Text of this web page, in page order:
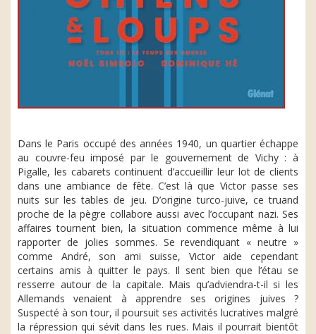
Dans le Paris occupé des années 1940, un quartier échappe
au couvre-feu imposé par le gouvernement de Vichy : à
Pigalle, les cabarets continuent d’accueillir leur lot de clients
dans une ambiance de fête. C’est là que Victor passe ses
nuits sur les tables de jeu. D’origine turco-juive, ce truand
proche de la pègre collabore aussi avec l’occupant nazi. Ses
affaires tournent bien, la situation commence même à lui
rapporter de jolies sommes. Se revendiquant « neutre »
comme André, son ami suisse, Victor aide cependant
certains amis à quitter le pays. Il sent bien que l’étau se
resserre autour de la capitale. Mais qu’adviendra-t-il si les
Allemands venaient à apprendre ses origines juives ?
Suspecté à son tour, il poursuit ses activités lucratives malgré
la répression qui sévit dans les rues. Mais il pourrait bientôt